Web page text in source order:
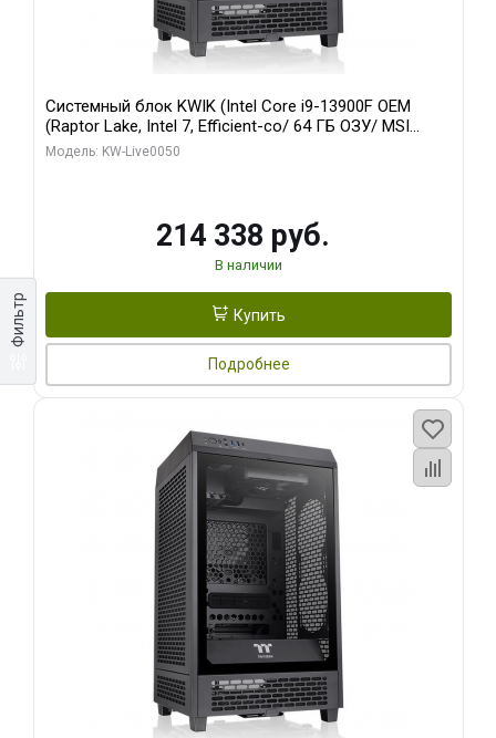
Фильтр
Системный блок KWIK (Intel Core i9-13900F OEM
(Raptor Lake, Intel 7, Efficient-co/ 64 ГБ ОЗУ/ MSI
RTX5060Ti SHADOW 3X OC CLASSIC 8GB GDDR7
Модель: KW-Live0050
214 338 руб.
В наличии
Купить
Подробнее